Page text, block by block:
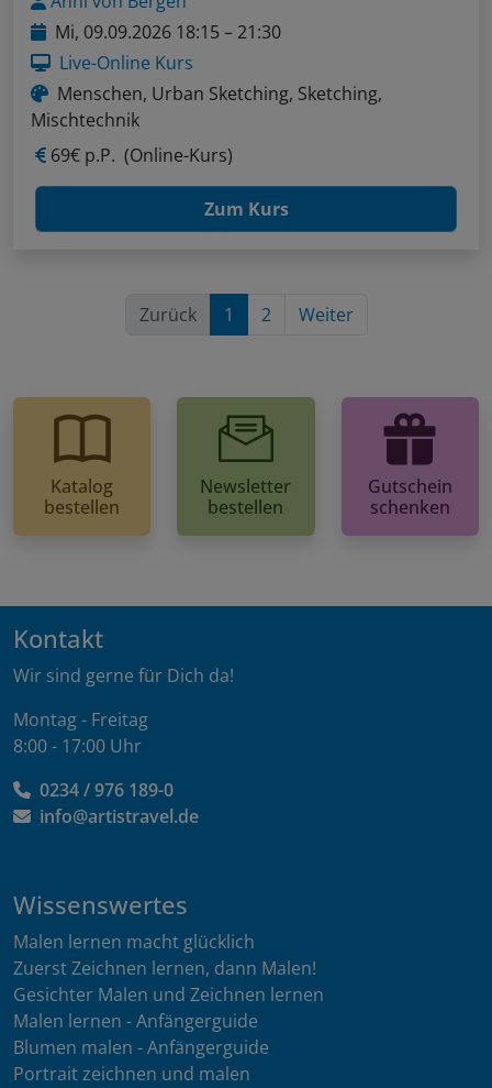
Mi, 09.09.2026 18:15 – 21:30
Live-Online Kurs
Menschen, Urban Sketching, Sketching,
Mischtechnik
69€ p.P. (Online-Kurs)
Zum Kurs
Zurück 1 2 Weiter
Katalog
bestellen
Newsletter
bestellen
Gutschein
schenken
Kontakt
Wir sind gerne für Dich da!
Montag - Freitag
8:00 - 17:00 Uhr
0234 / 976 189-0
info@artistravel.de
Wissenswertes
Malen lernen macht glücklich
Zuerst Zeichnen lernen, dann Malen!
Gesichter Malen und Zeichnen lernen
Malen lernen - Anfängerguide
Blumen malen - Anfängerguide
Portrait zeichnen und malen